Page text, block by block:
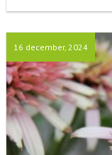
16 december, 2024